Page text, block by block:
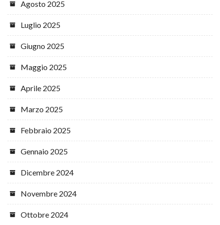
Agosto 2025
Luglio 2025
Giugno 2025
Maggio 2025
Aprile 2025
Marzo 2025
Febbraio 2025
Gennaio 2025
Dicembre 2024
Novembre 2024
Ottobre 2024